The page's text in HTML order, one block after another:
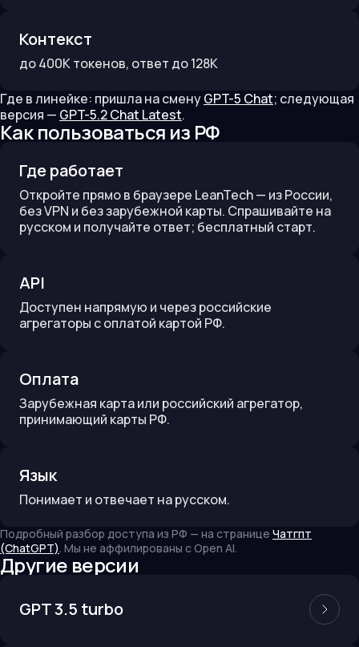
Контекст
до400Kтокенов, ответ до 128K
Где в линейке: пришла на сменуGPT-5 Chat; следующая
версия — GPT-5.2 Chat Latest.
Как пользоваться из РФ
Где работает
Откройте прямо в браузере LeanTech — из России,
без VPN и без зарубежной карты. Спрашивайте на
русском и получайте ответ; бесплатный старт.
API
Доступен напрямую и через российские
агрегаторы с оплатой картой РФ.
Оплата
Зарубежная карта или российский агрегатор,
принимающий карты РФ.
Язык
Понимает и отвечает на русском.
Подробный разбор доступа из РФ — на странице Чатгпт
(ChatGPT). Мы не аффилированы с Open AI.
Другие версии
GPT 3.5 turbo